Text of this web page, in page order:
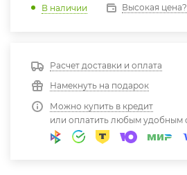
В наличии Высокая цена?
Расчет доставки и оплата
Намекнуть на подарок
Можно купить в кредит
или оплатить любым удобным